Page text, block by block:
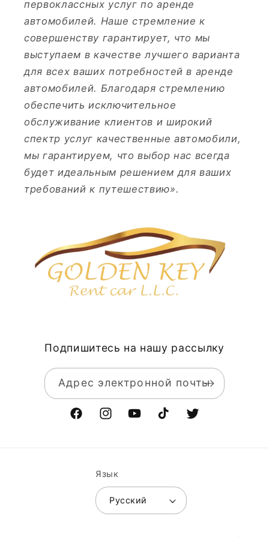
первоклассных услуг по аренде
автомобилей. Наше стремление к
совершенству гарантирует, что мы
выступаем в качестве лучшего варианта
для всех ваших потребностей в аренде
автомобилей. Благодаря стремлению
обеспечить исключительное
обслуживание клиентов и широкий
спектр услуг качественные автомобили,
мы гарантируем, что выбор нас всегда
будет идеальным решением для ваших
требований к путешествию».
Подпишитесь на нашу рассылку
Адрес электронной почты
FacebookInstagramYouTubeTikTok Твиттер
Язык
Русский